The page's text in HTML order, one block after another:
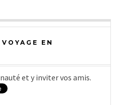
EN
et y inviter vos amis.